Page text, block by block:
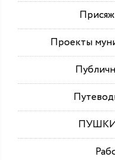
Проекты